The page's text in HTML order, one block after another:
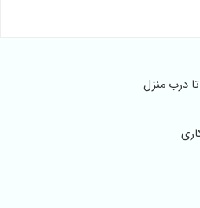
درب منزل